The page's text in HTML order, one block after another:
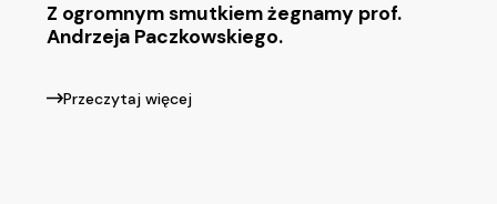
Z ogromnym smutkiem żegnamy prof.
Andrzeja Paczkowskiego.
Przeczytaj więcej